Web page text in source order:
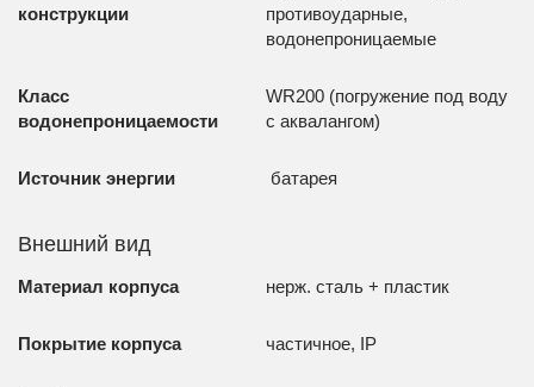
конструкции
противоударные,
водонепроницаемые
Класс
водонепроницаемости
WR200 (погружение под воду
с аквалангом)
Источник энергии батарея
Внешний вид
Материал корпуса нерж. сталь + пластик
Покрытие корпуса частичное, IP